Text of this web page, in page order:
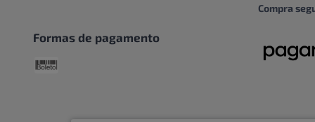
Cuidados Pessoais
Formas de pagamento
Compra